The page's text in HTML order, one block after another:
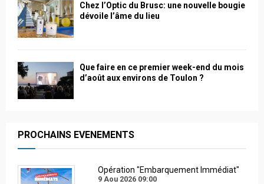
Chez l’Optic du Brusc: une nouvelle bougie
dévoile l’âme du lieu
Que faire en ce premier week-end du mois
d’août aux environs de Toulon ?
PROCHAINS EVENEMENTS
Opération "Embarquement Immédiat"
9 Aou 2026 09:00